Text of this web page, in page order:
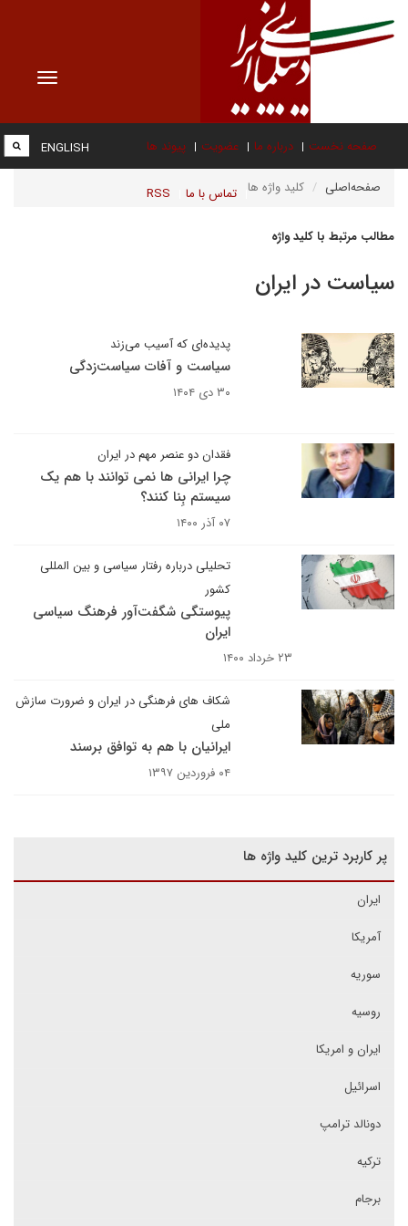
Toggle
صفحه نخست درباره ما عضویت پیوند ها
تماس با ما RSS
ENGLISH
صفحه‌اصلی کلید واژه ها
مطالب مرتبط با کلید واژه
سیاست در ایران
پدیده‌ای که آسیب می‌زند
سیاست و آفات سیاست‌زدگی
۳۰ دی ۱۴۰۴
فقدان دو عنصر مهم در ایران
چرا ایرانی ها نمی توانند با هم یک
سیستم بِنا کنند؟
۰۷ آذر ۱۴۰۰
تحلیلی درباره رفتار سیاسی و بین المللی
کشور
پیوستگی شگفت‌آور فرهنگ سیاسی
ایران
۲۳ خرداد ۱۴۰۰
شکاف های فرهنگی در ایران و ضرورت سازش
ملی
ایرانیان با هم به توافق برسند
۰۴ فروردین ۱۳۹۷
پر کاربرد ترین کلید واژه ها
ایران
آمریکا
سوریه
روسیه
ایران و امریکا
اسرائیل
دونالد ترامپ
ترکیه
برجام